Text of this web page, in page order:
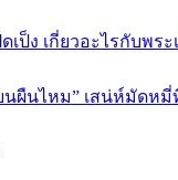
เป็ง เกี่ยวอะไรกับพระ
นผืนไหม” เสน่ห์มัดห